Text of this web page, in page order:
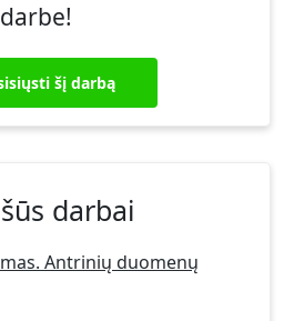
darbe!
šį darbą
darbai
Antrinių duomenų